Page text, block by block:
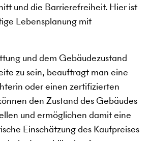
und die Barrierefreiheit. Hier ist
Lebensplanung mit
und dem Gebäudezustand
zu sein, beauftragt man eine
oder einen zertifizierten
den Zustand des Gebäudes
und ermöglichen damit eine
Einschätzung des Kaufpreises